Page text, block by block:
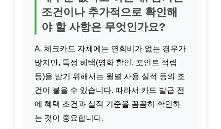
조건이나 추가적으로 확인해
야 할 사항은 무엇인가요?
A. 체크카드 자체에는 연회비가 없는 경우가
많지만, 특정 혜택(영화 할인, 포인트 적립
등)을 받기 위해서는 월별 사용 실적 등의 조
건이 붙을 수 있습니다. 따라서 카드 발급 전
에 혜택 조건과 실적 기준을 꼼꼼히 확인하
는 것이 중요합니다.